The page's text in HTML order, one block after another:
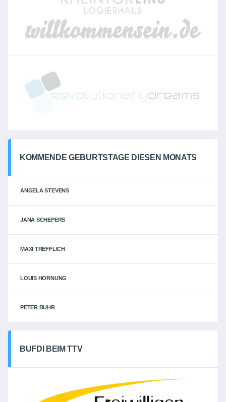
KOMMENDE GEBURTSTAGE DIESEN MONATS
ANGELA STEVENS
JANA SCHEPERS
MAXI TREFFLICH
LOUIS HORNUNG
PETER BUHR
BUFDI BEIM TTV